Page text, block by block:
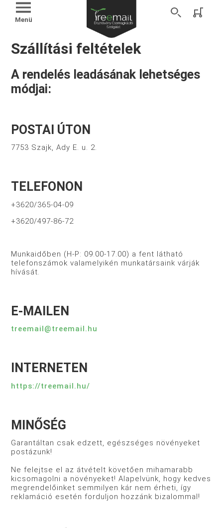
Menü
Szállítási feltételek
A rendelés leadásának lehetséges
módjai:
POSTAI ÚTON
7753 Szajk, Ady E. u. 2.
TELEFONON
+3620/365-04-09
+3620/497-86-72
Munkaidőben (H-P: 09.00-17.00) a fent látható
telefonszámok valamelyikén munkatársaink várják
hívását.
E-MAILEN
treemail@treemail.hu
INTERNETEN
https://treemail.hu/
MINŐSÉG
Garantáltan csak edzett, egészséges növényeket
postázunk!
Ne felejtse el az átvételt követően mihamarabb
kicsomagolni a növényeket! Alapelvünk, hogy kedves
megrendelőinket semmilyen kár nem érheti, így
reklamáció esetén forduljon hozzánk bizalommal!